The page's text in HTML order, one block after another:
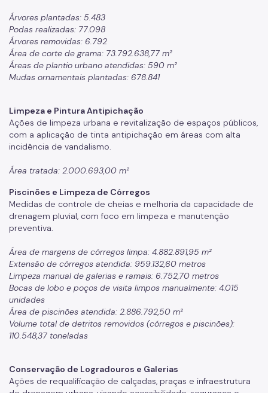
Árvores plantadas: 5.483
Podas realizadas: 77.098
Árvores removidas: 6.792
Área de corte de grama: 73.792.638,77 m²
Áreas de plantio urbano atendidas: 590 m²
Mudas ornamentais plantadas: 678.841
Limpeza e Pintura Antipichação
Ações de limpeza urbana e revitalização de espaços públicos,
com a aplicação de tinta antipichação em áreas com alta
incidência de vandalismo.
Área tratada: 2.000.693,00 m²
Piscinões e Limpeza de Córregos
Medidas de controle de cheias e melhoria da capacidade de
drenagem pluvial, com foco em limpeza e manutenção
preventiva.
Área de margens de córregos limpa: 4.882.891,95 m²
Extensão de córregos atendida: 959.132,60 metros
Limpeza manual de galerias e ramais: 6.752,70 metros
Bocas de lobo e poços de visita limpos manualmente: 4.015
unidades
Área de piscinões atendida: 2.886.792,50 m²
Volume total de detritos removidos (córregos e piscinões):
110.548,37 toneladas
Conservação de Logradouros e Galerias
Ações de requalificação de calçadas, praças e infraestrutura